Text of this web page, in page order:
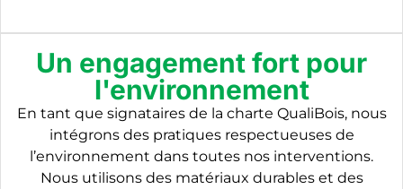
Un engagement fort pour
l'environnement
En tant que signataires de la charte QualiBois, nous
intégrons des pratiques respectueuses de
l’environnement dans toutes nos interventions.
Nous utilisons des matériaux durables et des